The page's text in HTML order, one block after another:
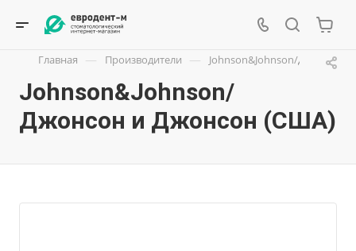
Главная — Производители — Johnson&Johnson/Джонсон
Johnson&Johnson/
Джонсон и Джонсон (США)